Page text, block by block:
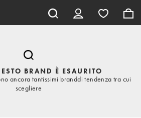
BRAND È ESAURITO
ancora tantissimi branddi tendenza tra cui
scegliere